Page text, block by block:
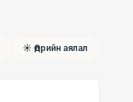
☀ Өдрийн аялал